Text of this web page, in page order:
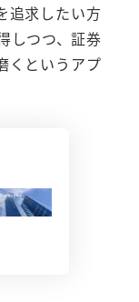
追求したい方
しつつ、証券
くというアプ